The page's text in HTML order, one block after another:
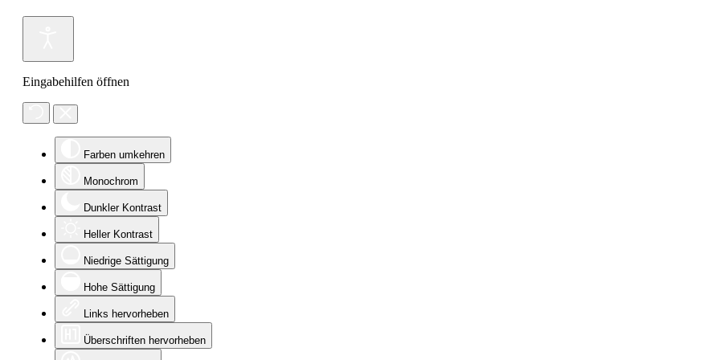
Eingabehilfen öffnen
Farben umkehren
Monochrom
Dunkler Kontrast
Heller Kontrast
Niedrige Sättigung
Hohe Sättigung
Links hervorheben
Überschriften hervorheben